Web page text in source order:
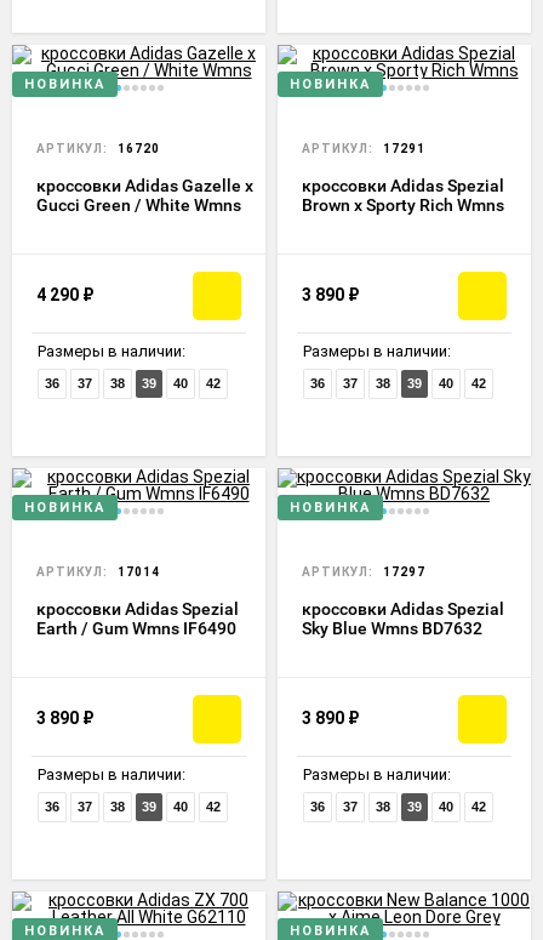
НОВИНКА
АРТИКУЛ: 16720
кроссовки Adidas Gazelle x
Gucci Green / White Wmns
4 290 ₽
Размеры в наличии:
36 37 38 39 40 42
НОВИНКА
АРТИКУЛ: 17291
кроссовки Adidas Spezial
Brown x Sporty Rich Wmns
3 890 ₽
Размеры в наличии:
36 37 38 39 40 42
НОВИНКА
АРТИКУЛ: 17014
кроссовки Adidas Spezial
Earth / Gum Wmns IF6490
3 890 ₽
Размеры в наличии:
36 37 38 39 40 42
НОВИНКА
АРТИКУЛ: 17297
кроссовки Adidas Spezial
Sky Blue Wmns BD7632
3 890 ₽
Размеры в наличии:
36 37 38 39 40 42
НОВИНКА НОВИНКА